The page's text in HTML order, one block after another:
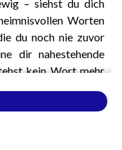
– siehst du dich
Worten
du noch nie zuvor
dir nahestehende
kein Wort mehr
Pink Clouds oder
nicht! Wir erklären